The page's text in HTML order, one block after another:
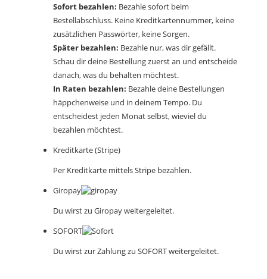
Sofort bezahlen: Bezahle sofort beim
Bestellabschluss. Keine Kreditkartennummer, keine
zusätzlichen Passwörter, keine Sorgen.
Später bezahlen: Bezahle nur, was dir gefällt.
Schau dir deine Bestellung zuerst an und entscheide
danach, was du behalten möchtest.
In Raten bezahlen: Bezahle deine Bestellungen
häppchenweise und in deinem Tempo. Du
entscheidest jeden Monat selbst, wieviel du
bezahlen möchtest.
Kreditkarte (Stripe)
Per Kreditkarte mittels Stripe bezahlen.
Giropay
Du wirst zu Giropay weitergeleitet.
SOFORT
Du wirst zur Zahlung zu SOFORT weitergeleitet.